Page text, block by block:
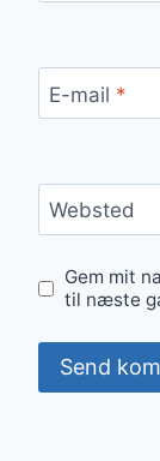
E-mail *
Websted
Gem mit
til næste